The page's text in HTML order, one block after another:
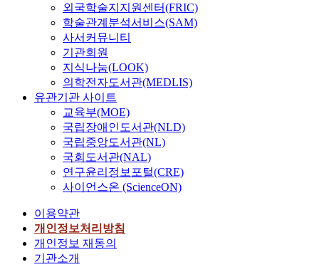
외국학술지지원센터(FRIC)
학술관계분석서비스(SAM)
사서커뮤니티
기관회원
지식나눔(LOOK)
의학전자도서관(MEDLIS)
유관기관 사이트
교육부(MOE)
국립장애인도서관(NLD)
국립중앙도서관(NL)
국회도서관(NAL)
연구윤리정보포털(CRE)
사이언스온 (ScienceON)
이용약관
개인정보처리방침
개인정보 재동의
기관소개